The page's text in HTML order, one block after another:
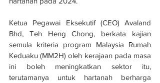
Ketua Pegawai Eksekutif (CEO) Avaland
Bhd, Teh Heng Chong, berkata kajian
semula kriteria program Malaysia Rumah
Keduaku (MM2H) oleh kerajaan pada masa
ini boleh meningkatkan sektor itu,
terutamanya untuk hartanah berharga